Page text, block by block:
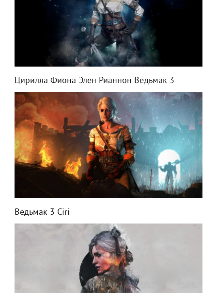
Цирилла Фиона Элен Рианнон Ведьмак 3
Ведьмак 3 Ciri